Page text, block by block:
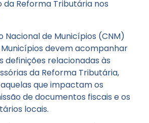
Reforma Tributária nos
Nacional de Municípios (CNM)
devem acompanhar
relacionadas às
da Reforma Tributária,
que impactam os
de documentos fiscais e os
locais.